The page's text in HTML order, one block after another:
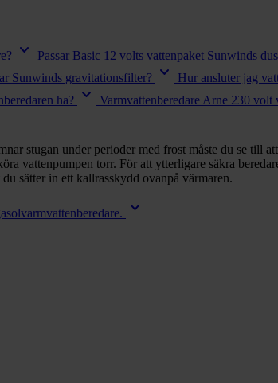
keyboard_arrow_down Passar Basic 12 volts vattenpaket Sunwinds
Sunwinds gravitationsfilter? keyboard_arrow_down Hur ansluter jag
ha? keyboard_arrow_down Varmvattenberedare Arne 230 volt
stugan under perioder med frost måste du se till
vattenpumpen torr. För att ytterligare säkra
sätter in ett kallrasskydd ovanpå värmaren.
keyboard_arrow_down